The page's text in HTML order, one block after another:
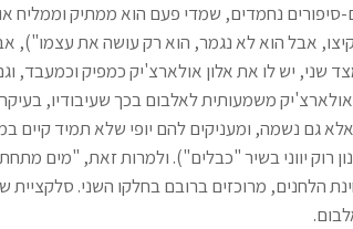
סיפורים נחמדים, שמדי פעם הוא ממתיק וממליח
אבל הוא לא נגמר, הוא רק עושה את עצמו"),
שני, יש לו את אלון אולארצ'יק כמפיק וכמעבד,
משמעותית לאלבום בכך שעיבודיו, בעיקר
גם נשמה, ומעניקים להם יופי שלא תמיד קיים
רוק יווני בשיר "כבלים"). ולמרות זאת, "מים
הלחנים, מרוכזים ברובם בחלקו השני. סלקציית